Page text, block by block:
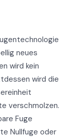
neues
wird kein
wird die
verschmolzen.
Fuge
Nullfuge oder